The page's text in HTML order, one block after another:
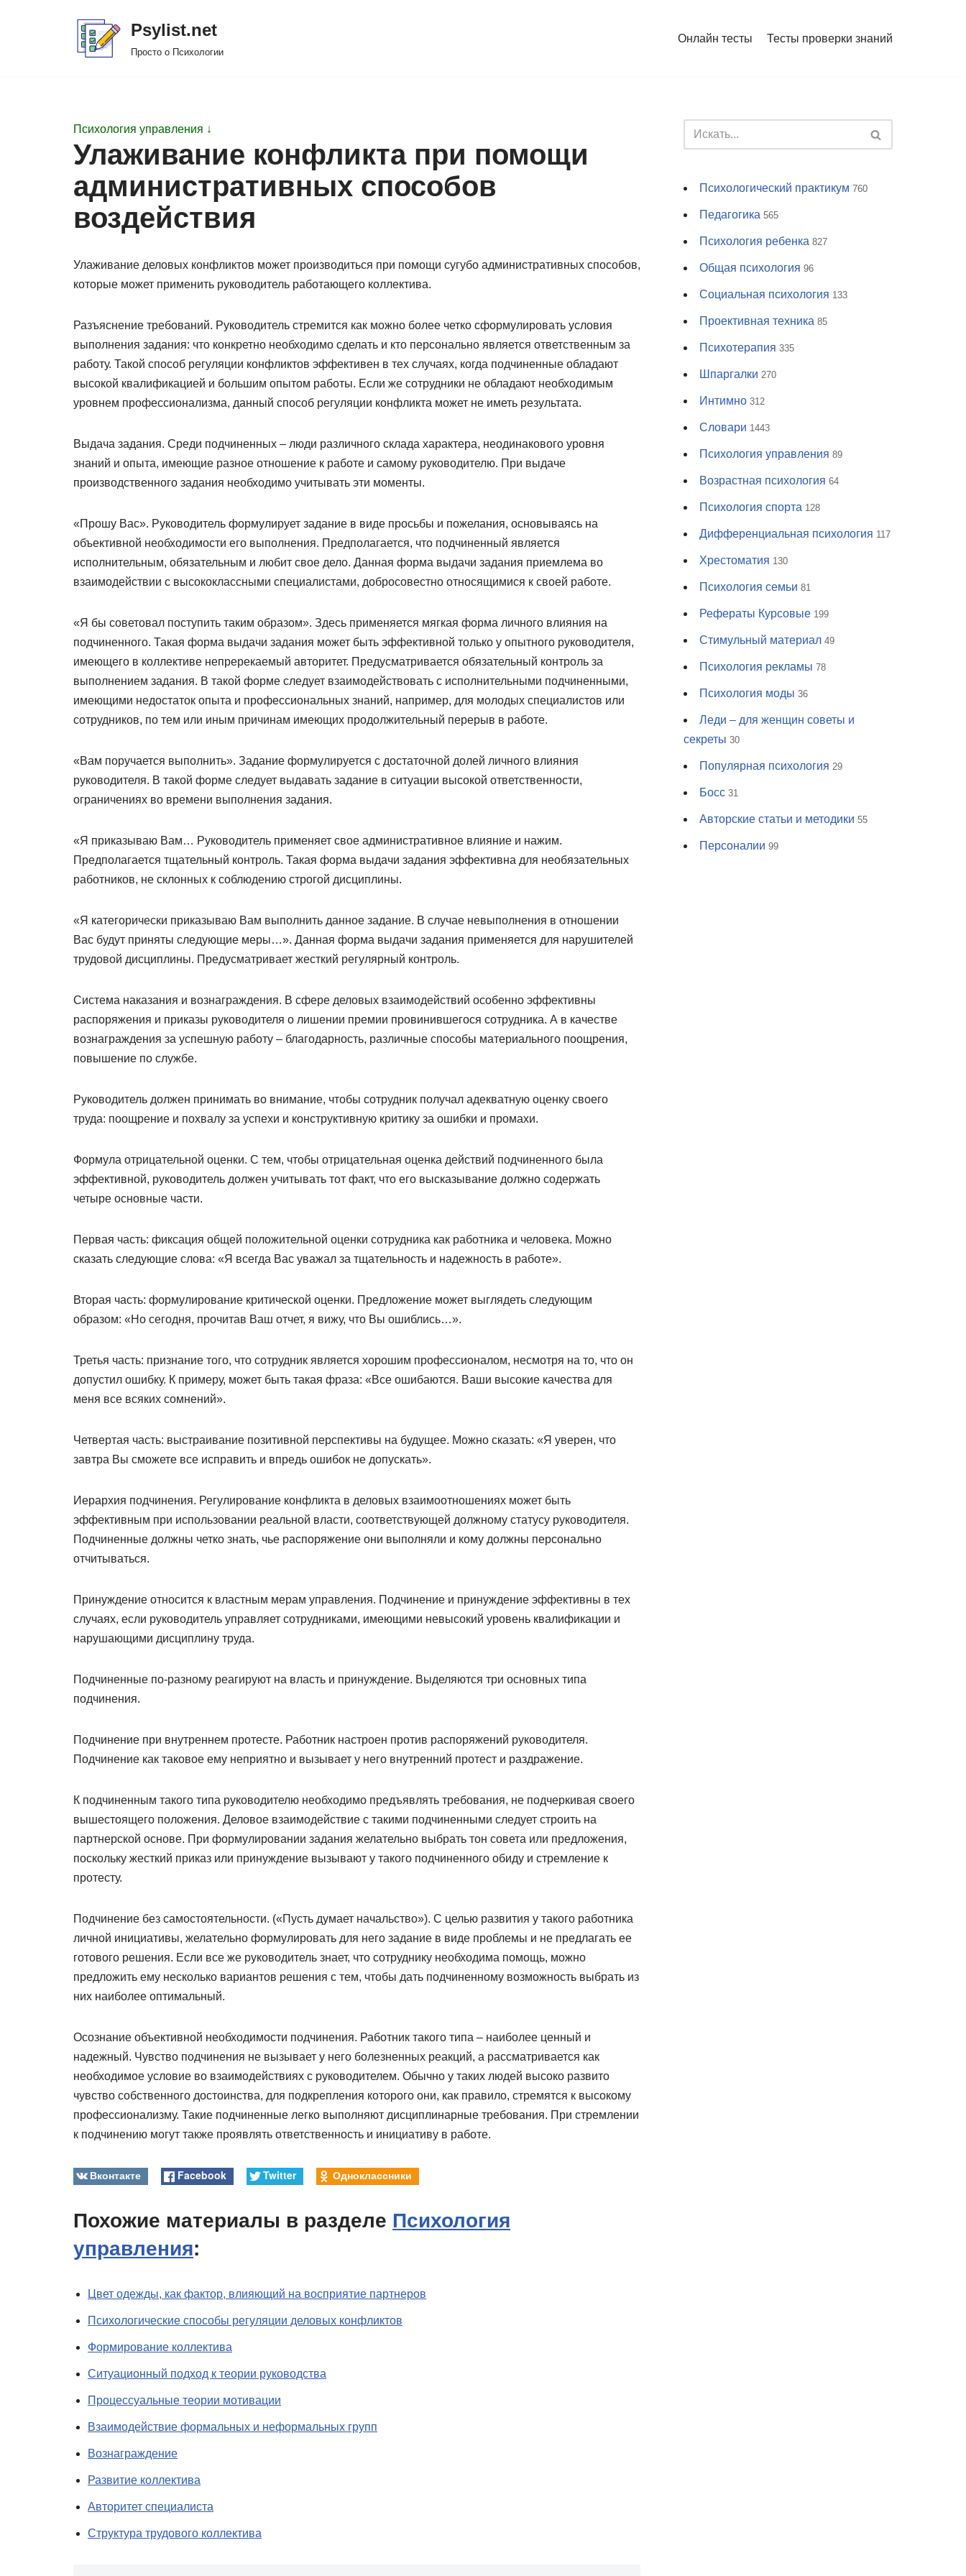
Psylist.net
Просто о Психологии
Онлайн тесты Тесты проверки знаний
Психология управления ↓
Улаживание конфликта при помощи
административных способов
воздействия
Улаживание деловых конфликтов может производиться при помощи сугубо административных способов,
которые может применить руководитель работающего коллектива.
Разъяснение требований. Руководитель стремится как можно более четко сформулировать условия
выполнения задания: что конкретно необходимо сделать и кто персонально является ответственным за
работу. Такой способ регуляции конфликтов эффективен в тех случаях, когда подчиненные обладают
высокой квалификацией и большим опытом работы. Если же сотрудники не обладают необходимым
уровнем профессионализма, данный способ регуляции конфликта может не иметь результата.
Выдача задания. Среди подчиненных – люди различного склада характера, неодинакового уровня
знаний и опыта, имеющие разное отношение к работе и самому руководителю. При выдаче
производственного задания необходимо учитывать эти моменты.
«Прошу Вас». Руководитель формулирует задание в виде просьбы и пожелания, основываясь на
объективной необходимости его выполнения. Предполагается, что подчиненный является
исполнительным, обязательным и любит свое дело. Данная форма выдачи задания приемлема во
взаимодействии с высококлассными специалистами, добросовестно относящимися к своей работе.
«Я бы советовал поступить таким образом». Здесь применяется мягкая форма личного влияния на
подчиненного. Такая форма выдачи задания может быть эффективной только у опытного руководителя,
имеющего в коллективе непререкаемый авторитет. Предусматривается обязательный контроль за
выполнением задания. В такой форме следует взаимодействовать с исполнительными подчиненными,
имеющими недостаток опыта и профессиональных знаний, например, для молодых специалистов или
сотрудников, по тем или иным причинам имеющих продолжительный перерыв в работе.
«Вам поручается выполнить». Задание формулируется с достаточной долей личного влияния
руководителя. В такой форме следует выдавать задание в ситуации высокой ответственности,
ограничениях во времени выполнения задания.
«Я приказываю Вам… Руководитель применяет свое административное влияние и нажим.
Предполагается тщательный контроль. Такая форма выдачи задания эффективна для необязательных
работников, не склонных к соблюдению строгой дисциплины.
«Я категорически приказываю Вам выполнить данное задание. В случае невыполнения в отношении
Вас будут приняты следующие меры…». Данная форма выдачи задания применяется для нарушителей
трудовой дисциплины. Предусматривает жесткий регулярный контроль.
Система наказания и вознаграждения. В сфере деловых взаимодействий особенно эффективны
распоряжения и приказы руководителя о лишении премии провинившегося сотрудника. А в качестве
вознаграждения за успешную работу – благодарность, различные способы материального поощрения,
повышение по службе.
Руководитель должен принимать во внимание, чтобы сотрудник получал адекватную оценку своего
труда: поощрение и похвалу за успехи и конструктивную критику за ошибки и промахи.
Формула отрицательной оценки. С тем, чтобы отрицательная оценка действий подчиненного была
эффективной, руководитель должен учитывать тот факт, что его высказывание должно содержать
четыре основные части.
Первая часть: фиксация общей положительной оценки сотрудника как работника и человека. Можно
сказать следующие слова: «Я всегда Вас уважал за тщательность и надежность в работе».
Вторая часть: формулирование критической оценки. Предложение может выглядеть следующим
образом: «Но сегодня, прочитав Ваш отчет, я вижу, что Вы ошиблись…».
Третья часть: признание того, что сотрудник является хорошим профессионалом, несмотря на то, что он
допустил ошибку. К примеру, может быть такая фраза: «Все ошибаются. Ваши высокие качества для
меня все всяких сомнений».
Четвертая часть: выстраивание позитивной перспективы на будущее. Можно сказать: «Я уверен, что
завтра Вы сможете все исправить и впредь ошибок не допускать».
Иерархия подчинения. Регулирование конфликта в деловых взаимоотношениях может быть
эффективным при использовании реальной власти, соответствующей должному статусу руководителя.
Подчиненные должны четко знать, чье распоряжение они выполняли и кому должны персонально
отчитываться.
Принуждение относится к властным мерам управления. Подчинение и принуждение эффективны в тех
случаях, если руководитель управляет сотрудниками, имеющими невысокий уровень квалификации и
нарушающими дисциплину труда.
Подчиненные по-разному реагируют на власть и принуждение. Выделяются три основных типа
подчинения.
Подчинение при внутреннем протесте. Работник настроен против распоряжений руководителя.
Подчинение как таковое ему неприятно и вызывает у него внутренний протест и раздражение.
К подчиненным такого типа руководителю необходимо предъявлять требования, не подчеркивая своего
вышестоящего положения. Деловое взаимодействие с такими подчиненными следует строить на
партнерской основе. При формулировании задания желательно выбрать тон совета или предложения,
поскольку жесткий приказ или принуждение вызывают у такого подчиненного обиду и стремление к
протесту.
Подчинение без самостоятельности. («Пусть думает начальство»). С целью развития у такого работника
личной инициативы, желательно формулировать для него задание в виде проблемы и не предлагать ее
готового решения. Если все же руководитель знает, что сотруднику необходима помощь, можно
предложить ему несколько вариантов решения с тем, чтобы дать подчиненному возможность выбрать из
них наиболее оптимальный.
Осознание объективной необходимости подчинения. Работник такого типа – наиболее ценный и
надежный. Чувство подчинения не вызывает у него болезненных реакций, а рассматривается как
необходимое условие во взаимодействиях с руководителем. Обычно у таких людей высоко развито
чувство собственного достоинства, для подкрепления которого они, как правило, стремятся к высокому
профессионализму. Такие подчиненные легко выполняют дисциплинарные требования. При стремлении
к подчинению могут также проявлять ответственность и инициативу в работе.
Вконтакте Facebook Twitter Одноклассники
Похожие материалы в разделе Психология
управления:
Цвет одежды, как фактор, влияющий на восприятие партнеров
Психологические способы регуляции деловых конфликтов
Формирование коллектива
Ситуационный подход к теории руководства
Процессуальные теории мотивации
Взаимодействие формальных и неформальных групп
Вознаграждение
Развитие коллектива
Авторитет специалиста
Структура трудового коллектива
Психологический практикум 760
Педагогика 565
Психология ребенка 827
Общая психология 96
Социальная психология 133
Проективная техника 85
Психотерапия 335
Шпаргалки 270
Интимно 312
Словари 1443
Психология управления 89
Возрастная психология 64
Психология спорта 128
Дифференциальная психология 117
Хрестоматия 130
Психология семьи 81
Рефераты Курсовые 199
Стимульный материал 49
Психология рекламы 78
Психология моды 36
Леди – для женщин советы и
секреты 30
Популярная психология 29
Босс 31
Авторские статьи и методики 55
Персоналии 99